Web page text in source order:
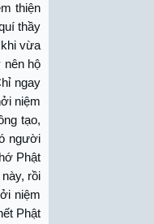
thiện
thầy
vừa
nên hộ
ngay
niệm
tạo,
người
Phật
rồi
niệm
Phật